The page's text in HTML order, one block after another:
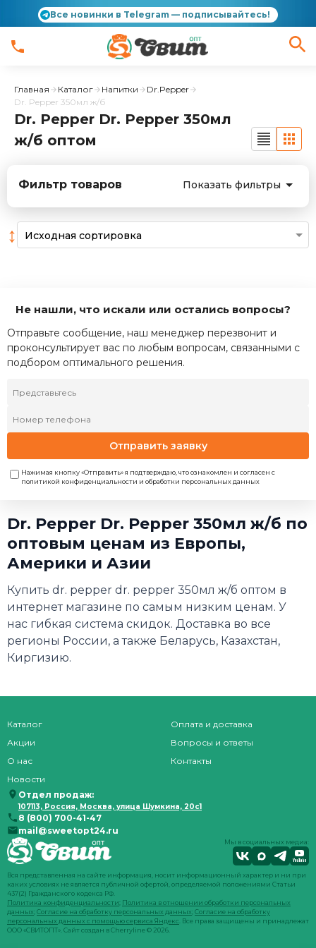
Все новинки в Telegram — подписывайтесь!
Главная Каталог Напитки
Dr.Pepper
Dr. Pepper 350мл ж/б
Dr. Pepper Dr. Pepper 350мл
ж/б оптом
Фильтр товаров Показать фильтры
↕
Не нашли, что искали или остались вопросы?
Отправьте сообщение, наш менеджер перезвонит и
проконсультирует вас по любым вопросам, связанными с
подбором оптимального решения.
Отправить заявку
Нажимая кнопку «Отправить» я подтверждаю, что ознакомлен и согласен с
политикой конфиденциальности и обработки персональных данных
Dr. Pepper Dr. Pepper 350мл ж/б по
оптовым ценам из Европы,
Америки и Азии
Купить dr. pepper dr. pepper 350мл ж/б оптом в
интернет магазине по самым низким ценам. У
нас гибкая система скидок. Доставка во все
регионы России, а также Беларусь, Казахстан,
Киргизию.
Каталог
Акции
О нас
Новости
Оплата и доставка
Вопросы и ответы
Контакты
Отдел продаж:
107113, Россия, Москва, улица Шумкина, 20с1
8 (800) 700-41-47
mail@sweetopt24.ru
Мы в социальных медиа:
Вся представленная на сайте информация, носит информационный характер и ни при
каких условиях не является публичной офертой, определяемой положениями Статьи
437(2) Гражданского кодекса РФ.
Политика конфиденциальности; Политика в отношении обработки персональных
данных; Согласие на обработку персональных данных; Согласие на обработку
персональных данных с помощью сервиса Яндекс . Все права защищены и принадлежат
ООО «СВИТОПТ». Сайт создан вCherryline© 2026.